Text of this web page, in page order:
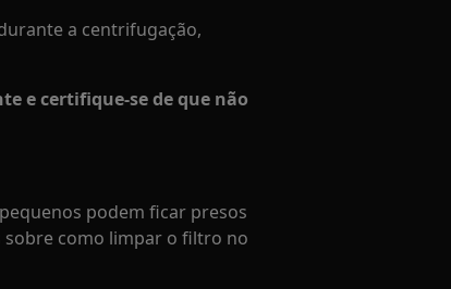
a centrifugação,
e certifique-se de que não
podem ficar presos
sobre como limpar o filtro no